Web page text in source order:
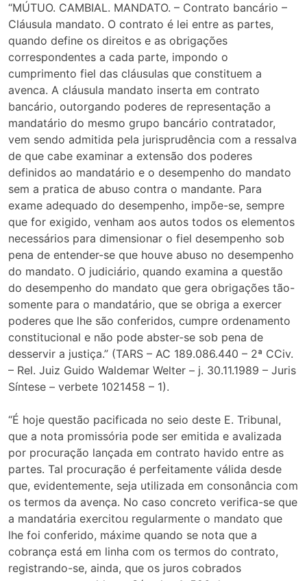
“MÚTUO. CAMBIAL. MANDATO. – Contrato bancário –
Cláusula mandato. O contrato é lei entre as partes,
quando define os direitos e as obrigações
correspondentes a cada parte, impondo o
cumprimento fiel das cláusulas que constituem a
avenca. A cláusula mandato inserta em contrato
bancário, outorgando poderes de representação a
mandatário do mesmo grupo bancário contratador,
vem sendo admitida pela jurisprudência com a ressalva
de que cabe examinar a extensão dos poderes
definidos ao mandatário e o desempenho do mandato
sem a pratica de abuso contra o mandante. Para
exame adequado do desempenho, impõe-se, sempre
que for exigido, venham aos autos todos os elementos
necessários para dimensionar o fiel desempenho sob
pena de entender-se que houve abuso no desempenho
do mandato. O judiciário, quando examina a questão
do desempenho do mandato que gera obrigações tão-
somente para o mandatário, que se obriga a exercer
poderes que lhe são conferidos, cumpre ordenamento
constitucional e não pode abster-se sob pena de
desservir a justiça.” (TARS – AC 189.086.440 – 2ª CCiv.
– Rel. Juiz Guido Waldemar Welter – j. 30.11.1989 – Juris
Síntese – verbete 1021458 – 1).
“É hoje questão pacificada no seio deste E. Tribunal,
que a nota promissória pode ser emitida e avalizada
por procuração lançada em contrato havido entre as
partes. Tal procuração é perfeitamente válida desde
que, evidentemente, seja utilizada em consonância com
os termos da avença. No caso concreto verifica-se que
a mandatária exercitou regularmente o mandato que
lhe foi conferido, máxime quando se nota que a
cobrança está em linha com os termos do contrato,
registrando-se, ainda, que os juros cobrados